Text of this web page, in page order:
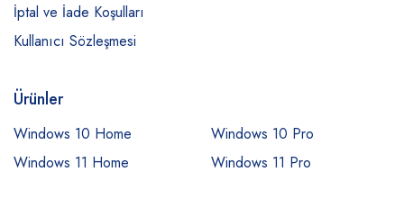
İptal ve İade Koşulları
Kullanıcı Sözleşmesi
Ürünler
Windows 10 Home
Windows 10 Pro
Windows 11 Home
Windows 11 Pro